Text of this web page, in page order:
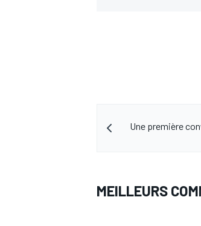
Une première
MEILLEURS